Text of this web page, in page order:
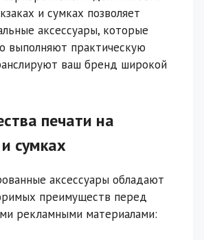
и сумках позволяет
аксессуары, которые
выполняют практическую
ваш бренд широкой
печати на
сумках
аксессуары обладают
преимуществ перед
рекламными материалами: